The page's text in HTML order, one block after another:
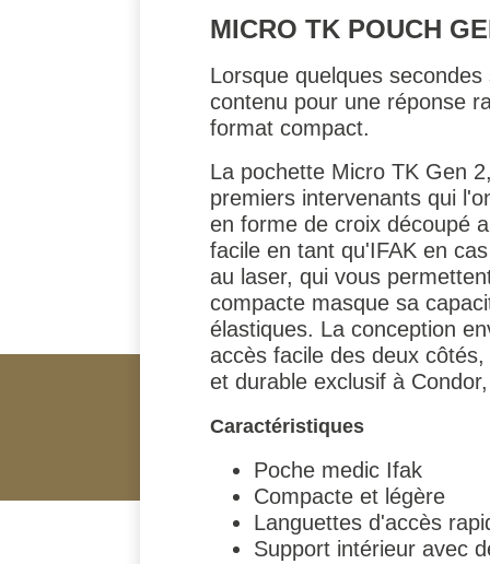
MICRO TK POUCH
Lorsque quelques
contenu pour une réponse
format compact.
La pochette Micro TK Gen
premiers intervenants qui
en forme de croix découpé
facile en tant qu'IFAK en
au laser, qui vous
compacte masque sa
élastiques. La conception
accès facile des deux
et durable exclusif à
Caractéristiques
Poche medic Ifak
Compacte et légère
Languettes d'accès
Support intérieur avec